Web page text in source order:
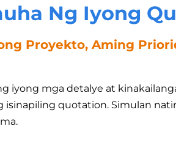
Ng Iyong
Proyekto, Aming
iyong mga detalye at
isinapiling quotation. Simulan